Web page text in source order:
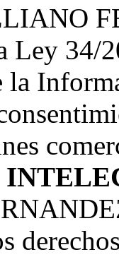
Ley 34/
la